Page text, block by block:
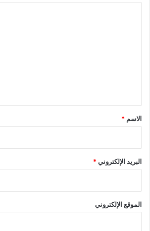
*
الاسم *
البريد الإلكتروني*
الموقع الإلكتروني